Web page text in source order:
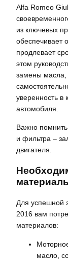
Alfa Romeo
из ключевых
обеспечивает
продлевает
этом
замены масла,
уверенность в
автомобиля.
Важно
и фильтра –
двигателя.
Для успешной
2016 вам
материалов:
масло,